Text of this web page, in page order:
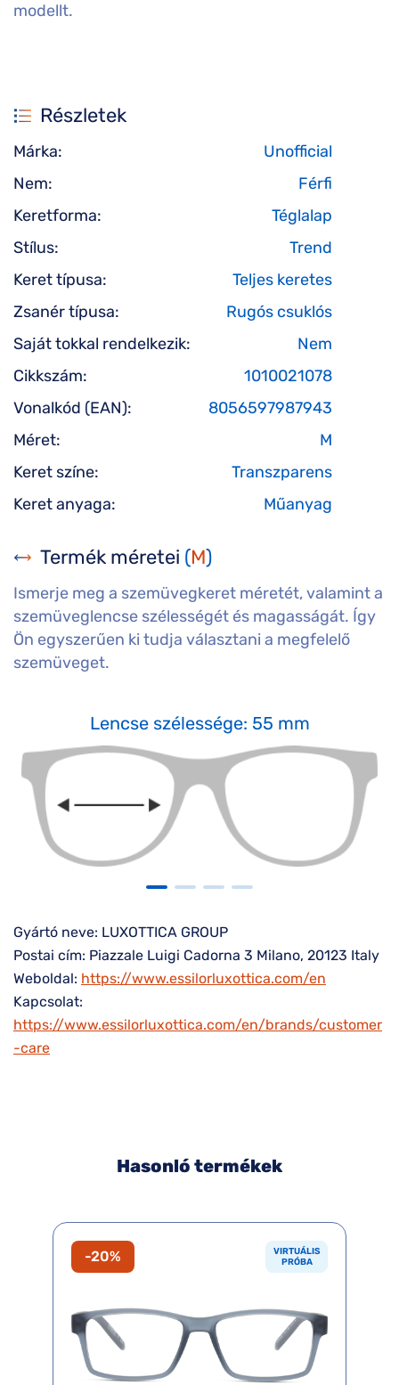
modellt.
Részletek
Márka:
Unofficial
Nem:
Férfi
Keretforma:
Téglalap
Stílus:
Trend
Keret típusa:
Teljes keretes
Zsanér típusa:
Rugós csuklós
Saját tokkal rendelkezik:
Nem
Cikkszám:
1010021078
Vonalkód (EAN):
8056597987943
Méret:
M
Keret színe:
Transzparens
Keret anyaga:
Műanyag
Termék méretei (M)
Ismerje meg a szemüvegkeret méretét, valamint a
szemüveglencse szélességét és magasságát. Így
Ön egyszerűen ki tudja választani a megfelelő
szemüveget.
Lencse szélessége: 55 mm
Gyártó neve: LUXOTTICA GROUP
Postai cím: Piazzale Luigi Cadorna 3 Milano, 20123 Italy
Weboldal: https://www.essilorluxottica.com/en
Kapcsolat:
https://www.essilorluxottica.com/en/brands/customer
-care
Hasonló termékek
-20%
VIRTUÁLIS
PRÓBA